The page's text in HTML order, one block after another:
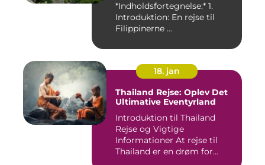
*Indholdsfortegnelse:* 1.
Introduktion: En rejse til
Filippinerne ...
18. jan
Thailand Rejse: Oplev Det
Ultimative Eventyrland
Introduktion til Thailand
Rejse og Vigtige
Informationer At rejse til
Thailand er en drøm for